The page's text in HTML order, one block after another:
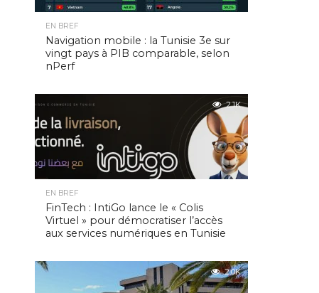
EN BREF
Navigation mobile : la Tunisie 3e sur
vingt pays à PIB comparable, selon
nPerf
2.1K
EN BREF
FinTech : IntiGo lance le « Colis
Virtuel » pour démocratiser l’accès
aux services numériques en Tunisie
2.0K